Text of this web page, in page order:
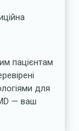
пацієнтам
для
— ваш